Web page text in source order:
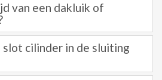
van een dakluik of
slot cilinder in de sluiting